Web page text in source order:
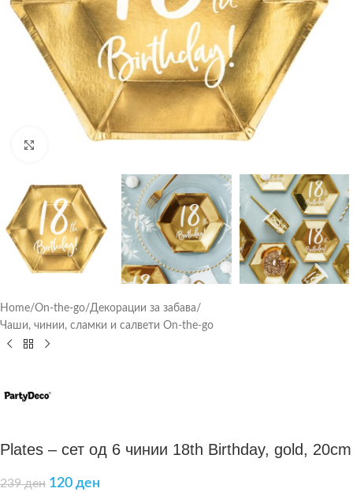
Click to enlarge
Home/On-the-go/Декорации за забава/
Чаши, чинии, сламки и салвети On-the-go
Plates – сет од 6 чинии 18th Birthday, gold, 20cm
239ден 120 ден